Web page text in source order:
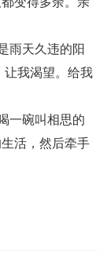
天久违的阳
让我渴望。给我
一碗叫相思的
活，然后牵手